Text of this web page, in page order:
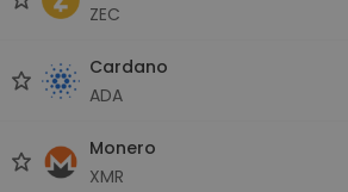
ZEC
Cardano
ADA
Monero
XMR